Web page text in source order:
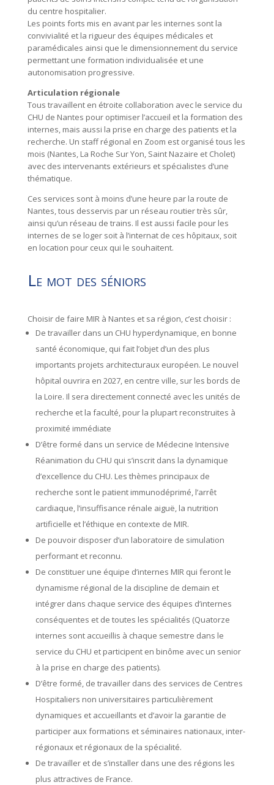
du centre hospitalier.
Les points forts mis en avant par les internes sont la
convivialité et la rigueur des équipes médicales et
paramédicales ainsi que le dimensionnement du service
permettant une formation individualisée et une
autonomisation progressive.
Articulation régionale
Tous travaillent en étroite collaboration avec le service du
CHU de Nantes pour optimiser l’accueil et la formation des
internes, mais aussi la prise en charge des patients et la
recherche. Un staff régional en Zoom est organisé tous les
mois (Nantes, La Roche Sur Yon, Saint Nazaire et Cholet)
avec des intervenants extérieurs et spécialistes d’une
thématique.
Ces services sont à moins d’une heure par la route de
Nantes, tous desservis par un réseau routier très sûr,
ainsi qu’un réseau de trains. Il est aussi facile pour les
internes de se loger soit à l’internat de ces hôpitaux, soit
en location pour ceux qui le souhaitent.
Le mot des séniors
Choisir de faire MIR à Nantes et sa région, c’est choisir :
De travailler dans un CHU hyperdynamique, en bonne
santé économique, qui fait l’objet d’un des plus
importants projets architecturaux européen. Le nouvel
hôpital ouvrira en 2027, en centre ville, sur les bords de
la Loire. Il sera directement connecté avec les unités de
recherche et la faculté, pour la plupart reconstruites à
proximité immédiate
D’être formé dans un service de Médecine Intensive
Réanimation du CHU qui s’inscrit dans la dynamique
d’excellence du CHU. Les thèmes principaux de
recherche sont le patient immunodéprimé, l’arrêt
cardiaque, l’insuffisance rénale aiguë, la nutrition
artificielle et l’éthique en contexte de MIR.
De pouvoir disposer d’un laboratoire de simulation
performant et reconnu.
De constituer une équipe d’internes MIR qui feront le
dynamisme régional de la discipline de demain et
intégrer dans chaque service des équipes d’internes
conséquentes et de toutes les spécialités (Quatorze
internes sont accueillis à chaque semestre dans le
service du CHU et participent en binôme avec un senior
à la prise en charge des patients).
D’être formé, de travailler dans des services de Centres
Hospitaliers non universitaires particulièrement
dynamiques et accueillants et d’avoir la garantie de
participer aux formations et séminaires nationaux, inter-
régionaux et régionaux de la spécialité.
De travailler et de s’installer dans une des régions les
plus attractives de France.